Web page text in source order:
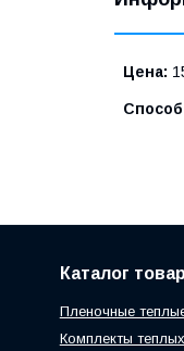
Цена:
Способ
Каталог
Пленочные
Комплекты